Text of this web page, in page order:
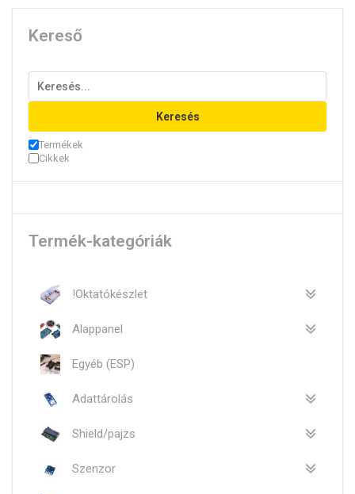
Kereső
Keresés
Termékek
Cikkek
Termék-kategóriák
!Oktatókészlet
Alappanel
Egyéb (ESP)
Adattárolás
Shield/pajzs
Szenzor